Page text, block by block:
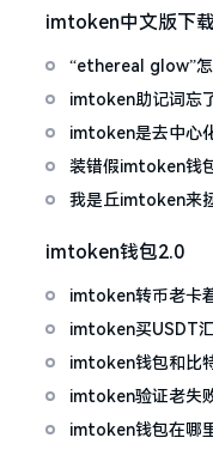
imtoken中文版下
“ethereal glow”怎
的私房话
imtoken助记词忘
imtoken是去中心
装错假imtoken钱
招能救急
我是丘imtoken来
imtoken钱包2.0
imtoken转币老卡
imtoken买USDT
imtoken钱包和比
聊聊
imtoken验证老失
imtoken钱包在哪